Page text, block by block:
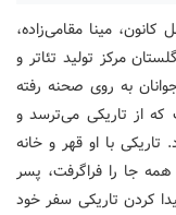
مینا مقامی‌زاده،
مرکز تولید تئاتر و
به روی صحنه رفته
از تاریکی می‌ترسد و
با او قهر و خانه
جا را فراگرفت، پسر
کردن تاریکی سفر خود